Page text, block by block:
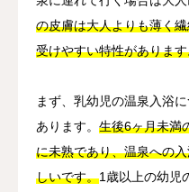
の皮膚は大人よりも薄く
受けやすい特性がありま
まず、乳幼児の温泉入浴
あります。 生後6ヶ月未満
に未熟であり、温泉への
しいです。1歳以上の幼児